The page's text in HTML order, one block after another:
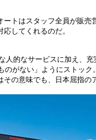
トはスタッフ全員が販売
してくれるのだ。
人的なサービスに加え、
がない」ようにストッ
の意味でも、日本屈指の